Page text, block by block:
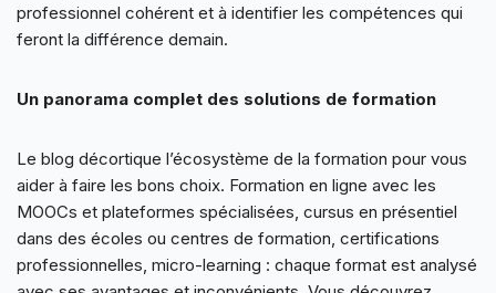
professionnel cohérent et à identifier les compétences qui
feront la différence demain.
Un panorama complet des solutions de formation
Le blog décortique l’écosystème de la formation pour vous
aider à faire les bons choix. Formation en ligne avec les
MOOCs et plateformes spécialisées, cursus en présentiel
dans des écoles ou centres de formation, certifications
professionnelles, micro-learning : chaque format est analysé